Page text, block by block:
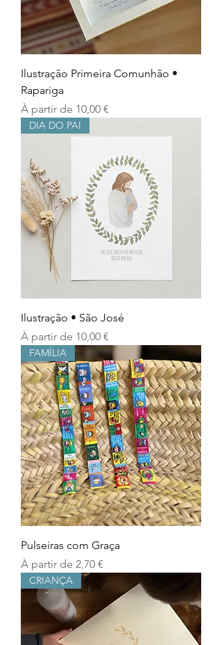
Ilustração Primeira Comunhão •
Rapariga
À partir de 10,00 €
Prix promotionnel
DIA DO PAI
Ilustração • São José
À partir de 10,00 €
Prix promotionnel
FAMÍLIA
Pulseiras com Graça
À partir de 2,70 €
Prix promotionnel
CRIANÇA